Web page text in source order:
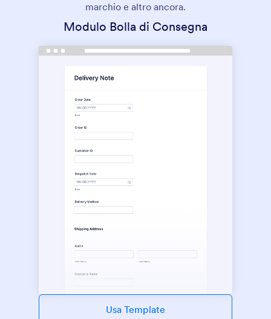
marchio e altro ancora.
Modulo Bolla di Consegna
Usa Template